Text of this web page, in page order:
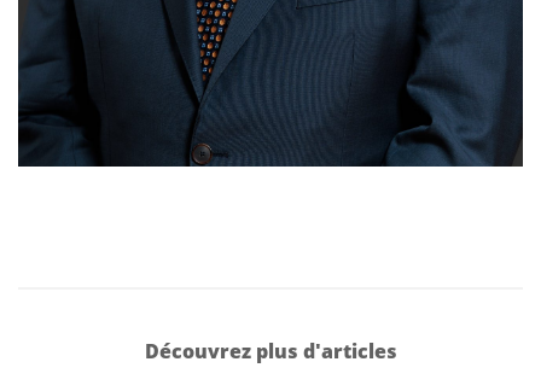
Découvrez plus d'articles